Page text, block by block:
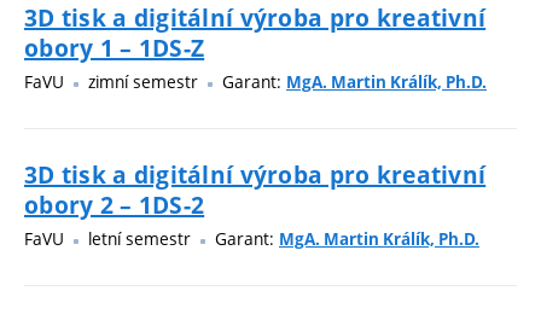
3D tisk a digitální výroba pro kreativní
obory 1 – 1DS-Z
FaVU zimní semestr Garant: MgA. Martin Králík, Ph.D.
3D tisk a digitální výroba pro kreativní
obory 2 – 1DS-2
FaVU letní semestr Garant: MgA. Martin Králík, Ph.D.